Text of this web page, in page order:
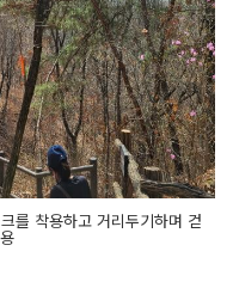
를 착용하고 거리두기하며 걷